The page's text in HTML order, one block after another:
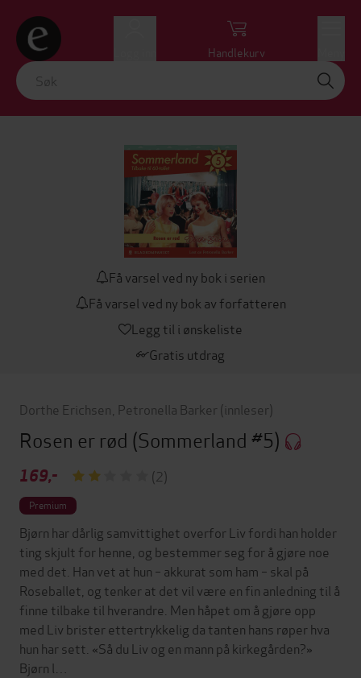
Handlekurv
Få varsel ved ny bok i serien
Få varsel ved ny bok av forfatteren
Legg til i ønskeliste
Gratis utdrag
Dorthe Erichsen Petronella Barker (innleser)
Rosen er rød (Sommerland #5)
169,- (2)
Premium
Bjørn har dårlig samvittighet overfor Liv fordi han holder
ting skjult for henne, og bestemmer seg for å gjøre noe
med det. Han vet at hun – akkurat som ham – skal på
Roseballet, og tenker at det vil være en fin anledning til å
finne tilbake til hverandre. Men håpet om å gjøre opp
med Liv brister ettertrykkelig da tanten hans røper hva
hun har sett. «Så du Liv og en mann på kirkegården?»
Bjørn l…